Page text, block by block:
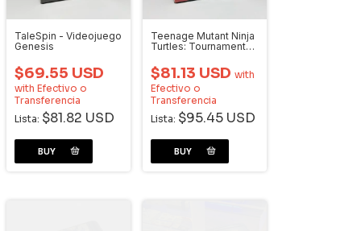
TaleSpin - Videojuego
Genesis
$69.55 USD
with Efectivo o
Transferencia
Lista: $81.82 USD
Teenage Mutant Ninja
Turtles: Tournament
Sega Genesis
$81.13 USD with
Efectivo o
Transferencia
Lista: $95.45 USD